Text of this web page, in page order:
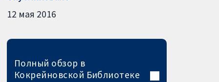
12 мая 2016
Полный обзор в
Кокрейновской Библиотеке